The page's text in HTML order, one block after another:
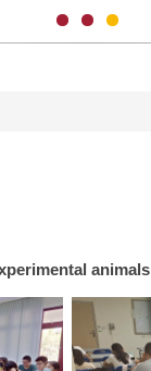
animals